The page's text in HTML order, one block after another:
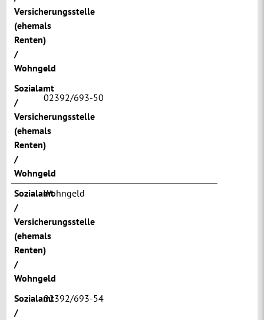
Versicherungsstelle
(ehemals
Renten)
/
Wohngeld
Sozialamt
/
Versicherungsstelle
(ehemals
Renten)
/
Wohngeld
02392/693-50
Sozialamt
/
Versicherungsstelle
(ehemals
Renten)
/
Wohngeld
Wohngeld
Sozialamt
/
02392/693-54